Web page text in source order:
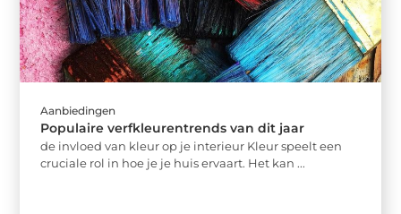
Aanbiedingen
Populaire verfkleurentrends van dit jaar
de invloed van kleur op je interieur Kleur speelt een
cruciale rol in hoe je je huis ervaart. Het kan ...